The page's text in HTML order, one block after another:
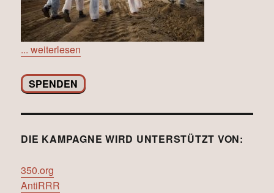
... weiterlesen
SPENDEN
DIE KAMPAGNE WIRD UNTERSTÜTZT VON:
350.org
AntiRRR